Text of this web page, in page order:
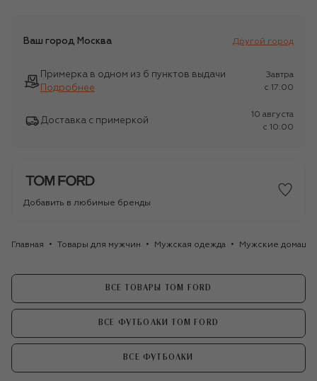
Ваш город Москва Другой город
Примерка в одном из 6 пунктов выдачи
Подробнее
Завтра
c 17:00
Доставка с примеркой
10 августа
c 10:00
Добавить в любимые бренды
Главная Товары для мужчин Мужская одежда Мужские
ВСЕ ТОВАРЫ TOM FORD
ВСЕ ФУТБОЛКИ TOM FORD
ВСЕ ФУТБОЛКИ